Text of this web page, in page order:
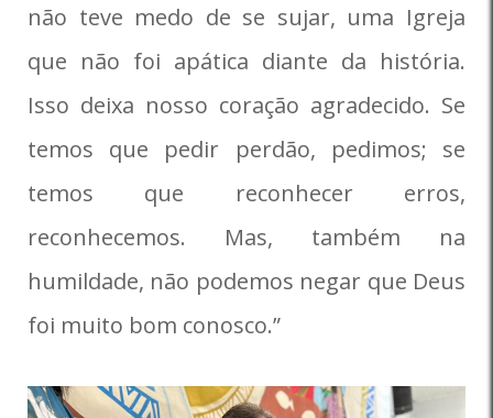
não teve medo de se sujar, uma Igreja
que não foi apática diante da história.
Isso deixa nosso coração agradecido. Se
temos que pedir perdão, pedimos; se
temos que reconhecer erros,
reconhecemos. Mas, também na
humildade, não podemos negar que Deus
foi muito bom conosco.”